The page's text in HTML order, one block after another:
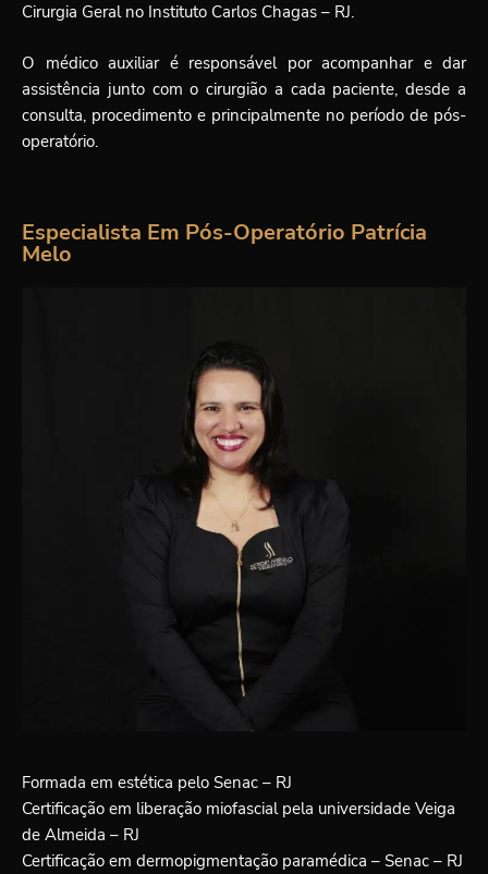
Cirurgia Geral no Instituto Carlos Chagas – RJ.
O médico auxiliar é responsável por acompanhar e dar
assistência junto com o cirurgião a cada paciente, desde a
consulta, procedimento e principalmente no período de pós-
operatório.
Especialista Em Pós-Operatório Patrícia
Melo
Formada em estética pelo Senac – RJ
Certificação em liberação miofascial pela universidade Veiga
de Almeida – RJ
Certificação em dermopigmentação paramédica – Senac – RJ